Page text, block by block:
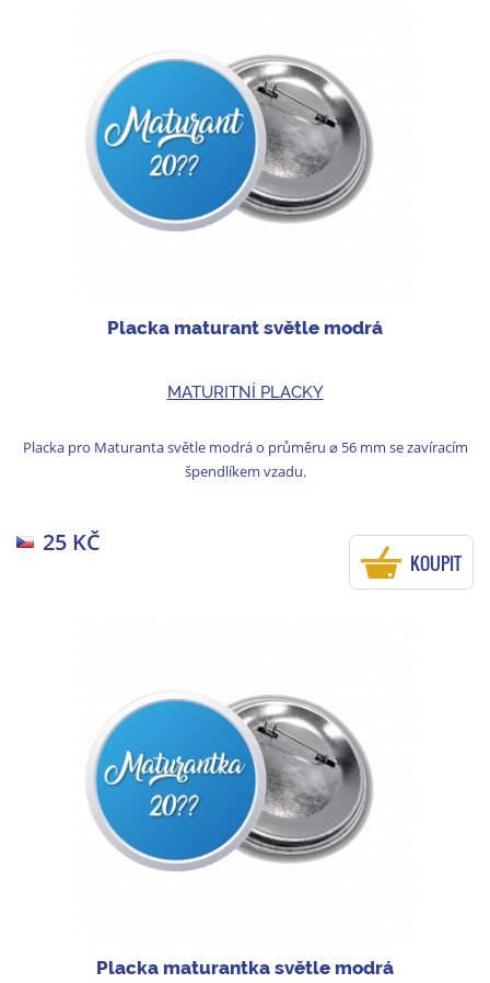
Placka maturant světle modrá
MATURITNÍ PLACKY
Placka pro Maturanta světle modrá o průměru ⌀ 56 mm se zavíracím
špendlíkem vzadu.
25 KČ
KOUPIT
Placka maturantka světle modrá